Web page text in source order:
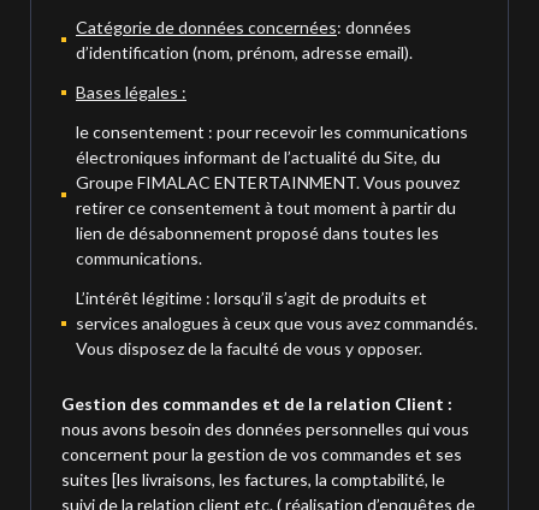
Catégorie de données concernées: données
d’identification (nom, prénom, adresse email).
Bases légales :
le consentement : pour recevoir les communications
électroniques informant de l’actualité du Site, du
Groupe FIMALAC ENTERTAINMENT. Vous pouvez
retirer ce consentement à tout moment à partir du
lien de désabonnement proposé dans toutes les
communications.
L’intérêt légitime : lorsqu’il s’agit de produits et
services analogues à ceux que vous avez commandés.
Vous disposez de la faculté de vous y opposer.
Gestion des commandes et de la relation Client :
nous avons besoin des données personnelles qui vous
concernent pour la gestion de vos commandes et ses
suites [les livraisons, les factures, la comptabilité, le
suivi de la relation client etc. ( réalisation d’enquêtes de